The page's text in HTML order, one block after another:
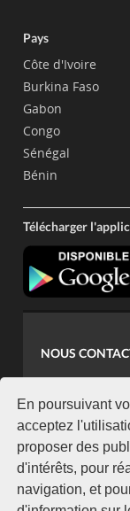
En poursuivant
acceptez
proposer des
d'intérêts, pour
navigation, et
Pays
Côte d'Ivoire
Burkina Faso
Gabon
Congo
Sénégal
Bénin
Télécharger
NOUS
+225 07
NEWSLETTER
Restez connecté